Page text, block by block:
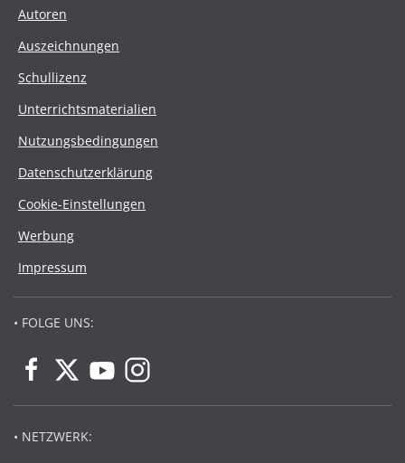
Autoren
Auszeichnungen
Schullizenz
Unterrichtsmaterialien
Nutzungsbedingungen
Datenschutzerklärung
Cookie-Einstellungen
Werbung
Impressum
• FOLGE UNS:
• NETZWERK: